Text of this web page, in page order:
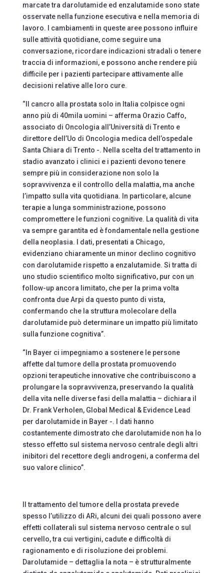
marcate tra darolutamide ed enzalutamide sono state
osservate nella funzione esecutiva e nella memoria di
lavoro. I cambiamenti in queste aree possono influire
sulle attività quotidiane, come seguire una
conversazione, ricordare indicazioni stradali o tenere
traccia di informazioni, e possono anche rendere più
difficile per i pazienti partecipare attivamente alle
decisioni relative alle loro cure.
“Il cancro alla prostata solo in Italia colpisce ogni
anno più di 40mila uomini – afferma Orazio Caffo,
associato di Oncologia all’Università di Trento e
direttore dell’Uo di Oncologia medica dell’ospedale
Santa Chiara di Trento -. Nella scelta del trattamento in
stadio avanzato i clinici e i pazienti devono tenere
sempre più in considerazione non solo la
sopravvivenza e il controllo della malattia, ma anche
l’impatto sulla vita quotidiana. In particolare, alcune
terapie a lunga somministrazione, possono
compromettere le funzioni cognitive. La qualità di vita
va sempre garantita ed è fondamentale nella gestione
della neoplasia. I dati, presentati a Chicago,
evidenziano chiaramente un minor declino cognitivo
con darolutamide rispetto a enzalutamide. Si tratta di
uno studio scientifico molto significativo, pur con un
follow-up ancora limitato, che per la prima volta
confronta due Arpi da questo punto di vista,
confermando che la struttura molecolare della
darolutamide può determinare un impatto più limitato
sulla funzione cognitiva”.
“In Bayer ci impegniamo a sostenere le persone
affette dal tumore della prostata promuovendo
opzioni terapeutiche innovative che contribuiscono a
prolungare la sopravvivenza, preservando la qualità
della vita nelle diverse fasi della malattia – dichiara il
Dr. Frank Verholen, Global Medical & Evidence Lead
per darolutamide in Bayer -. I dati hanno
costantemente dimostrato che darolutamide non ha lo
stesso effetto sul sistema nervoso centrale degli altri
inibitori del recettore degli androgeni, a conferma del
suo valore clinico”.
Il trattamento del tumore della prostata prevede
spesso l’utilizzo di ARi, alcuni dei quali possono avere
effetti collaterali sul sistema nervoso centrale o sul
cervello, tra cui vertigini, cadute e difficoltà di
ragionamento e di risoluzione dei problemi.
Darolutamide – dettaglia la nota – è strutturalmente